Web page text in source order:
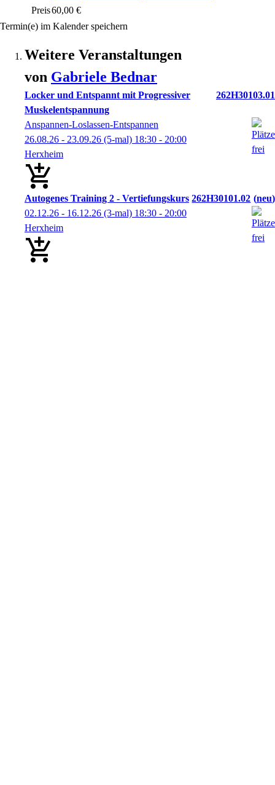
Preis60,00 €
Termin(e) im Kalender speichern
Weitere Veranstaltungen
von Gabriele Bednar
Locker und Entspannt mit Progressiver
Muskelentspannung
262H30103.01
Anspannen-Loslassen-Entspannen
26.08.26 - 23.09.26 (5-mal) 18:30 - 20:00
Herxheim
Autogenes Training 2 - Vertiefungskurs 262H30101.02 neu
02.12.26 - 16.12.26 (3-mal) 18:30 - 20:00
Herxheim